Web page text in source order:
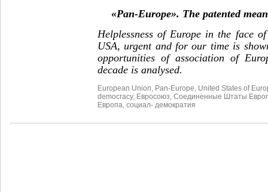
«Pan-Europe». The patented
Helplessness of Europe in the face
USA, urgent and for our time is
opportunities of association of
decade is analysed.
European Union Pan-Europe United States of
democracy, Евросоюз Соединенные Штаты
Европа социал- демократия